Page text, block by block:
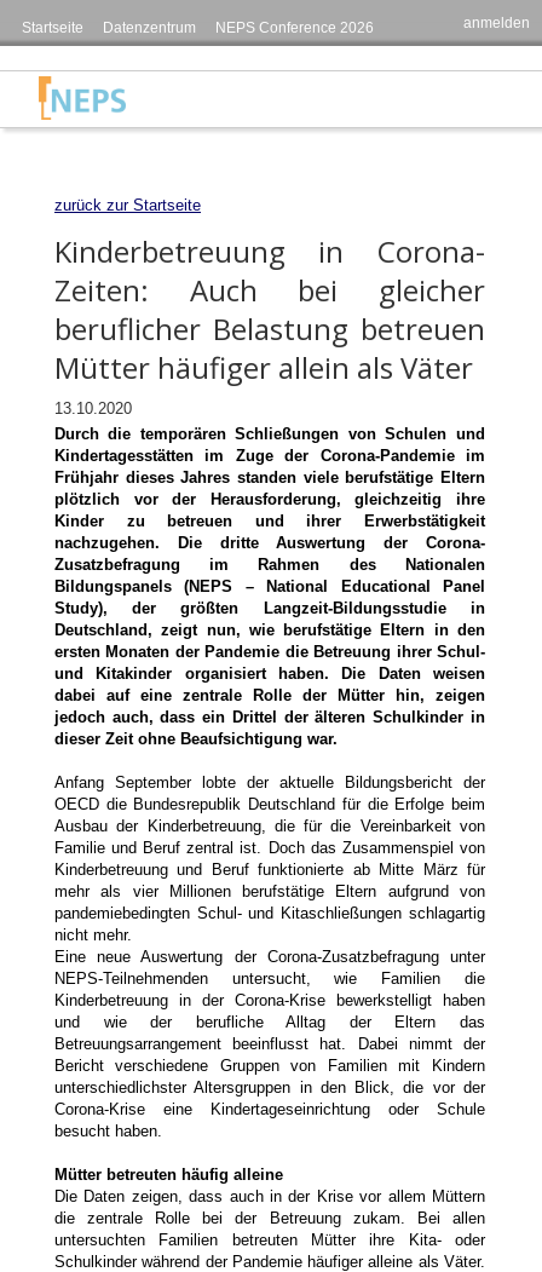
Startseite Datenzentrum NEPS Conference 2026 anmelden
zurück zur Startseite
Kinderbetreuung in Corona-
Zeiten: Auch bei gleicher
beruflicher Belastung betreuen
Mütter häufiger allein als Väter
13.10.2020
Durch die temporären Schließungen von Schulen und
Kindertagesstätten im Zuge der Corona-Pandemie im
Frühjahr dieses Jahres standen viele berufstätige Eltern
plötzlich vor der Herausforderung, gleichzeitig ihre
Kinder zu betreuen und ihrer Erwerbstätigkeit
nachzugehen. Die dritte Auswertung der Corona-
Zusatzbefragung im Rahmen des Nationalen
Bildungspanels (NEPS – National Educational Panel
Study), der größten Langzeit-Bildungsstudie in
Deutschland, zeigt nun, wie berufstätige Eltern in den
ersten Monaten der Pandemie die Betreuung ihrer Schul-
und Kitakinder organisiert haben. Die Daten weisen
dabei auf eine zentrale Rolle der Mütter hin, zeigen
jedoch auch, dass ein Drittel der älteren Schulkinder in
dieser Zeit ohne Beaufsichtigung war.
Anfang September lobte der aktuelle Bildungsbericht der
OECD die Bundesrepublik Deutschland für die Erfolge beim
Ausbau der Kinderbetreuung, die für die Vereinbarkeit von
Familie und Beruf zentral ist. Doch das Zusammenspiel von
Kinderbetreuung und Beruf funktionierte ab Mitte März für
mehr als vier Millionen berufstätige Eltern aufgrund von
pandemiebedingten Schul- und Kitaschließungen schlagartig
nicht mehr.
Eine neue Auswertung der Corona-Zusatzbefragung unter
NEPS-Teilnehmenden untersucht, wie Familien die
Kinderbetreuung in der Corona-Krise bewerkstelligt haben
und wie der berufliche Alltag der Eltern das
Betreuungsarrangement beeinflusst hat. Dabei nimmt der
Bericht verschiedene Gruppen von Familien mit Kindern
unterschiedlichster Altersgruppen in den Blick, die vor der
Corona-Krise eine Kindertageseinrichtung oder Schule
besucht haben.
Mütter betreuten häufig alleine
Die Daten zeigen, dass auch in der Krise vor allem Müttern
die zentrale Rolle bei der Betreuung zukam. Bei allen
untersuchten Familien betreuten Mütter ihre Kita- oder
Schulkinder während der Pandemie häufiger alleine als Väter.